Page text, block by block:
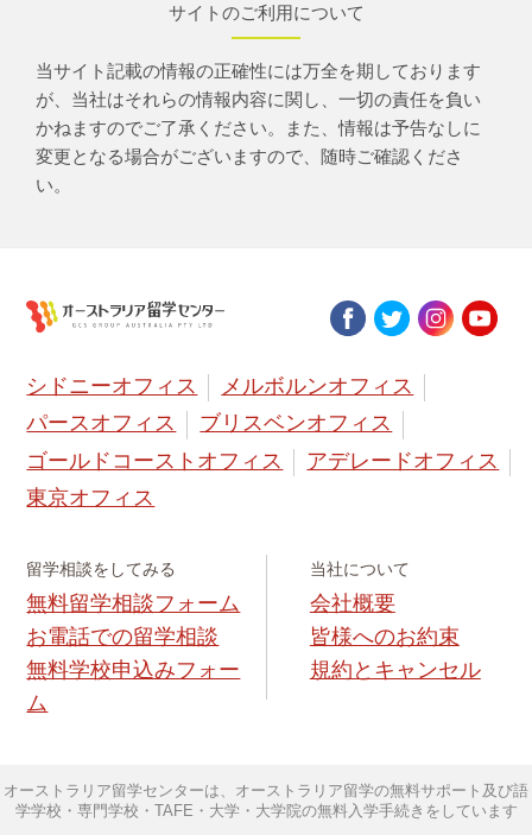
サイトのご利用について
当サイト記載の情報の正確性には万全を期しております
が、当社はそれらの情報内容に関し、一切の責任を負い
かねますのでご了承ください。また、情報は予告なしに
変更となる場合がございますので、随時ご確認くださ
い。
シドニーオフィス
メルボルンオフィス
パースオフィス
ブリスベンオフィス
ゴールドコーストオフィス
アデレードオフィス
東京オフィス
留学相談をしてみる
無料留学相談フォーム
お電話での留学相談
無料学校申込みフォー
ム
当社について
会社概要
皆様へのお約束
規約とキャンセル
オーストラリア留学センターは、オーストラリア留学の無料サポート及び語
学学校・専門学校・TAFE・大学・大学院の無料入学手続きをしています